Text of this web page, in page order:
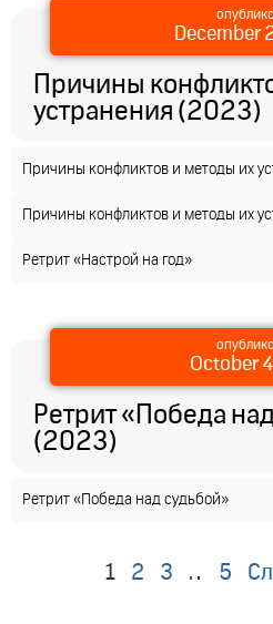
December
Причины
устранения (2023)
Причины конфликтов и методы их
Причины конфликтов и методы их
Ретрит «Настрой на год»
October
Ретрит «Победа
(2023)
Ретрит «Победа над судьбой»
1 2 3 … 5